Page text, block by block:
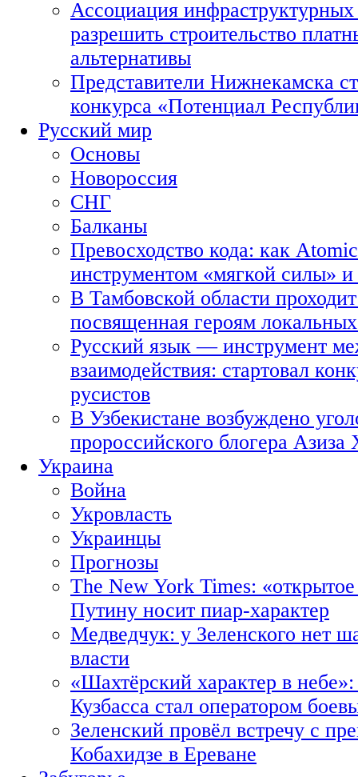
Ассоциация
разрешить строительство
альтернативы
Представители Нижнекамска
конкурса «Потенциал
Русский мир
Основы
Новороссия
СНГ
Балканы
Превосходство кода: как
инструментом «мягкой силы» и
В Тамбовской области
посвященная героям
Русский язык — инструмент
взаимодействия: стартовал
русистов
В Узбекистане возбуждено
пророссийского блогера Азиза
Украина
Война
Укровласть
Украинцы
Прогнозы
The New York Times:
Путину носит пиар-характер
Медведчук: у Зеленского нет
власти
«Шахтёрский характер в
Кузбасса стал оператором
Зеленский провёл встречу с
Кобахидзе в Ереване